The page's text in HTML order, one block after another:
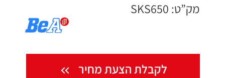
מק”ט: SKS650
לקבלת הצעת מחיר